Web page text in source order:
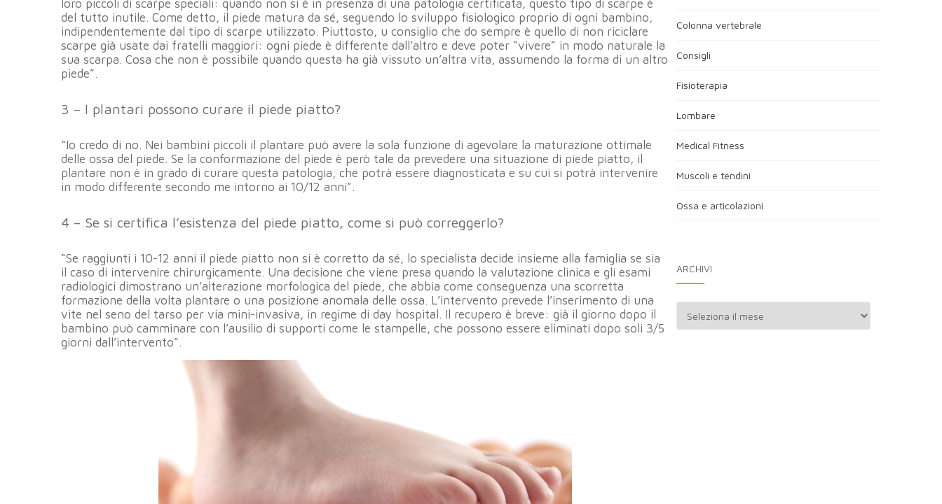
loro piccoli di scarpe speciali: quando non si è in presenza di una patologia certificata, questo tipo di scarpe è
del tutto inutile. Come detto, il piede matura da sé, seguendo lo sviluppo fisiologico proprio di ogni bambino,
indipendentemente dal tipo di scarpe utilizzato. Piuttosto, u consiglio che do sempre è quello di non riciclare
scarpe già usate dai fratelli maggiori: ogni piede è differente dall’altro e deve poter “vivere” in modo naturale la
sua scarpa. Cosa che non è possibile quando questa ha già vissuto un’altra vita, assumendo la forma di un altro
piede”.
3 – I plantari possono curare il piede piatto?
“Io credo di no. Nei bambini piccoli il plantare può avere la sola funzione di agevolare la maturazione ottimale
delle ossa del piede. Se la conformazione del piede è però tale da prevedere una situazione di piede piatto, il
plantare non è in grado di curare questa patologia, che potrà essere diagnosticata e su cui si potrà intervenire
in modo differente secondo me intorno ai 10/12 anni”.
4 – Se si certifica l’esistenza del piede piatto, come si può correggerlo?
“Se raggiunti i 10-12 anni il piede piatto non si è corretto da sé, lo specialista decide insieme alla famiglia se sia
il caso di intervenire chirurgicamente. Una decisione che viene presa quando la valutazione clinica e gli esami
radiologici dimostrano un’alterazione morfologica del piede, che abbia come conseguenza una scorretta
formazione della volta plantare o una posizione anomala delle ossa. L’intervento prevede l’inserimento di una
vite nel seno del tarso per via mini-invasiva, in regime di day hospital. Il recupero è breve: già il giorno dopo il
bambino può camminare con l’ausilio di supporti come le stampelle, che possono essere eliminati dopo soli 3/5
giorni dall’intervento”.
Colonna vertebrale
Consigli
Fisioterapia
Lombare
Medical Fitness
Muscoli e tendini
Ossa e articolazioni
ARCHIVI
Archivi